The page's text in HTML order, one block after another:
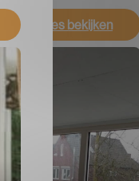
Alles bekijken